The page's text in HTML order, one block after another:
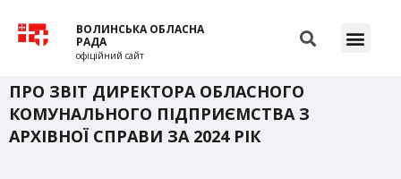
ВОЛИНСЬКА ОБЛАСНА
РАДА
офіційний сайт
ПРО ЗВІТ ДИРЕКТОРА ОБЛАСНОГО
КОМУНАЛЬНОГО ПІДПРИЄМСТВА З
АРХІВНОЇ СПРАВИ ЗА 2024 РІК